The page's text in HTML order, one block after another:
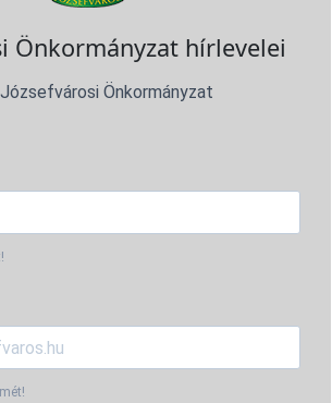
Önkormányzat hírlevelei
Önkormányzat